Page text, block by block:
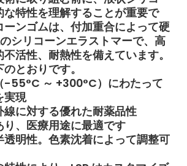
な特性を理解することが重要で
ーンゴムは、付加重合によって硬
シリコーンエラストマーで、高
活性、耐熱性を備えています。
とおりです。
-55°C ～ +300°C）にわたって
実現
線に対する優れた耐薬品性
り、医療用途に最適です
透明性。色素沈着によって調整可